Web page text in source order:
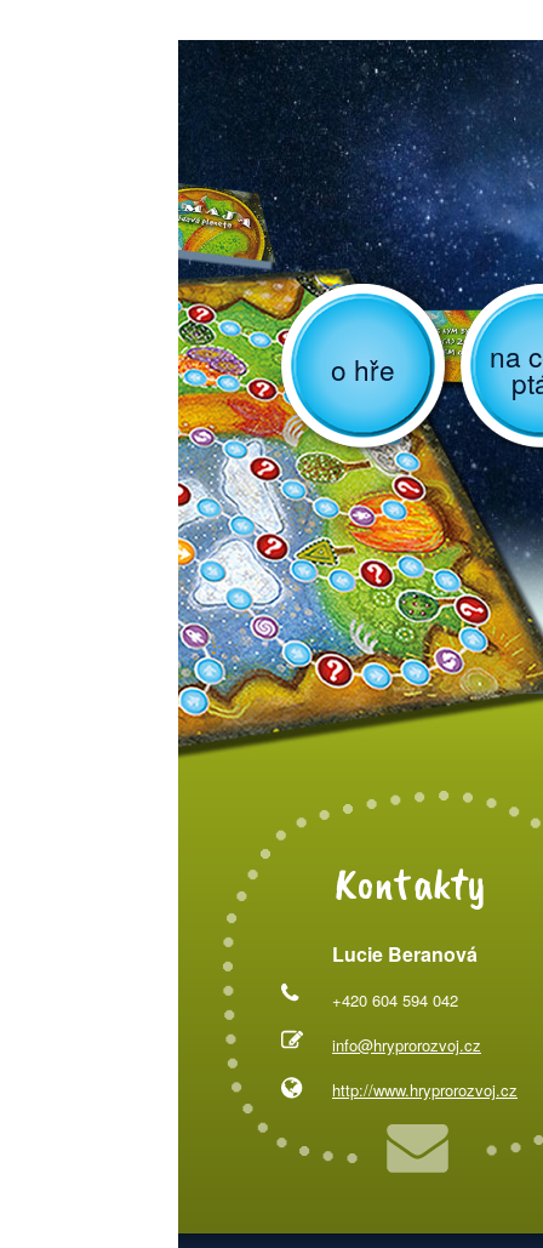
o hře na
Kontakty
Lucie Beranová
+420 604 594 042
info@hryprorozvoj.cz
http://www.hryprorozvoj.cz